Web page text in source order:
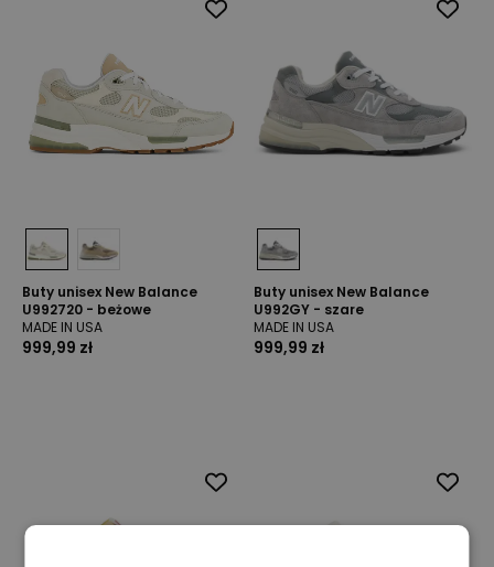
Buty unisex New Balance
U992720 - beżowe
MADE IN USA
999,99 zł
Buty unisex New Balance
U992GY - szare
MADE IN USA
999,99 zł